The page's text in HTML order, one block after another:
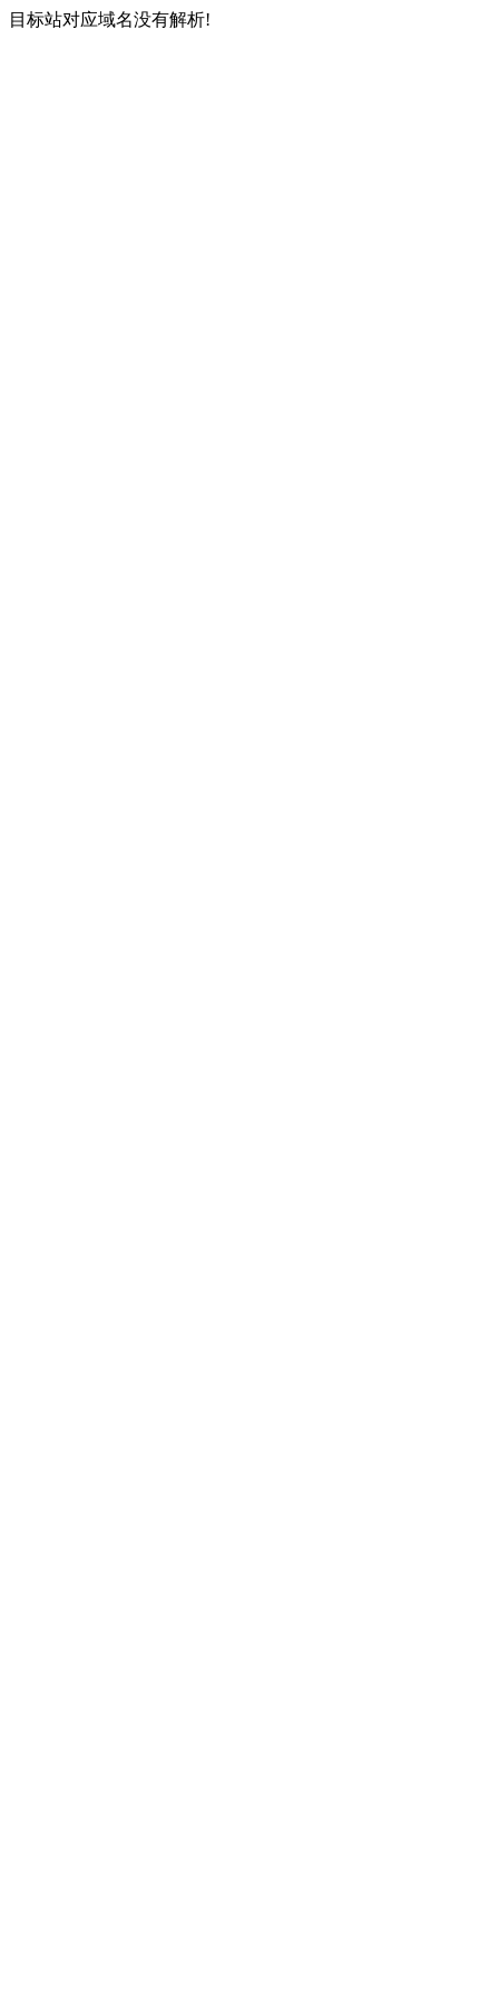
目标站对应域名没有解析!